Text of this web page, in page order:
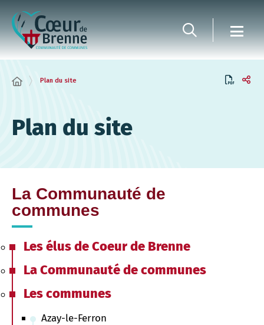
Plan du site
Plan du site
La Communauté de
communes
Les élus de Coeur de Brenne
La Communauté de communes
Les communes
Azay-le-Ferron